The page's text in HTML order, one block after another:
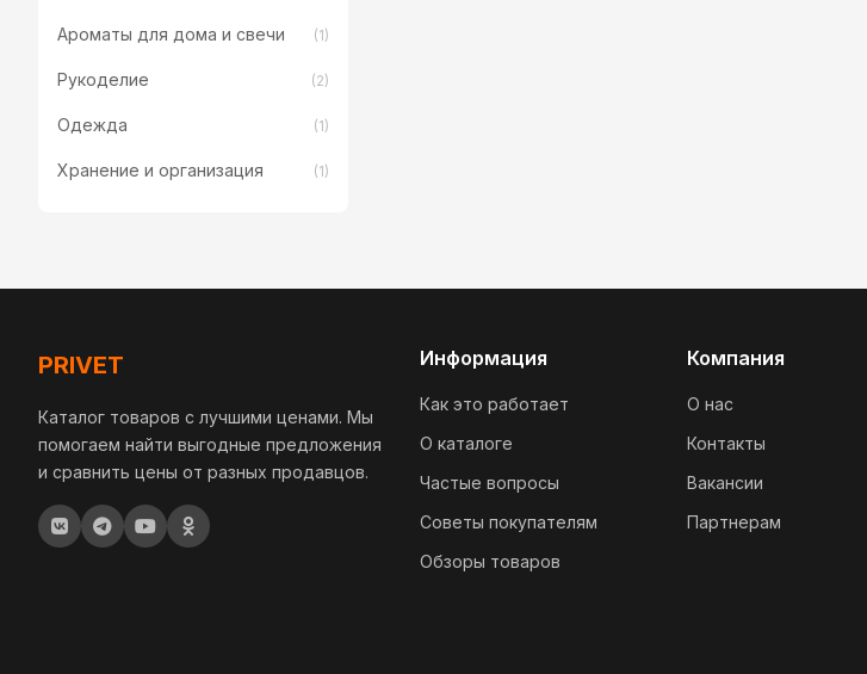
Ароматы для дома и свечи (1)
Рукоделие (2)
Одежда (1)
Хранение и организация (1)
PRIVET
Каталог товаров с лучшими ценами. Мы
помогаем найти выгодные предложения
и сравнить цены от разных продавцов.
Информация
Как это работает
О каталоге
Частые вопросы
Советы покупателям
Обзоры товаров
Компания
О нас
Контакты
Вакансии
Партнерам